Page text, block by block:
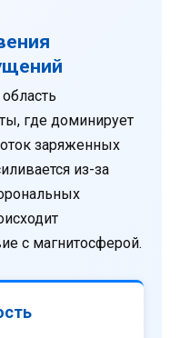
где доминирует
заряженных
из-за
с магнитосферой.